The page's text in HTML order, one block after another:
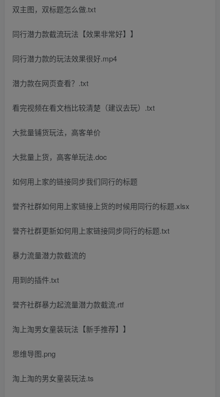
双主图，双标题怎么做.txt
同行潜力款截流玩法【效果非常好】】
同行潜力款的玩法效果很好.mp4
潜力款在网页查看？.txt
看完视频在看文档比较清楚（建议去玩）.txt
大批量铺货玩法，高客单价
大批量上货，高客单玩法.doc
如何用上家的链接同步我们同行的标题
誉齐社群如何用上家链接上货的时候用同行的标题.xlsx
誉齐社群更新如何用上家链接同步同行的标题.txt
暴力流量潜力款截流的
用到的插件.txt
誉齐社群暴力起流量潜力款截流.rtf
淘上淘男女童装玩法【新手推荐】】
思维导图.png
淘上淘的男女童装玩法.ts